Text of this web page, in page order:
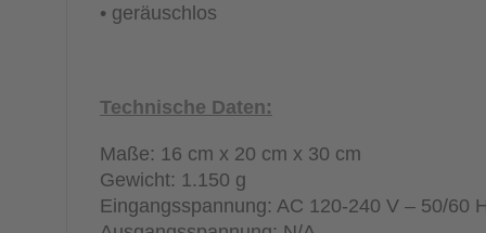
• geräuschlos
Technische Daten:
Maße: 16 cm x 20 cm x 30 cm
Gewicht: 1.150 g
Eingangsspannung: AC 120-240 V – 50/60